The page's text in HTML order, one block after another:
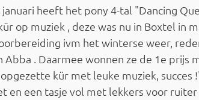
januari heeft het pony 4-tal "Dancing
op muziek , deze was nu in Boxtel in
ivm het winterse weer,
Abba . Daarmee wonnen ze de 1e prijs
kür met leuke muziek, succes
en een tasje vol met lekkers voor ruiter